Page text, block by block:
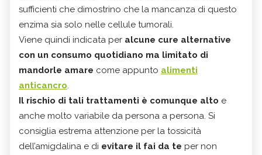
sufficienti che dimostrino che la mancanza di questo
enzima sia solo nelle cellule tumorali.
Viene quindi indicata per alcune cure alternative
con un consumo quotidiano ma limitato di
mandorle amare come appunto alimenti
anticancro.
Il rischio di tali trattamenti è comunque alto e
anche molto variabile da persona a persona. Si
consiglia estrema attenzione per la tossicità
dell’amigdalina e di evitare il fai da te per non